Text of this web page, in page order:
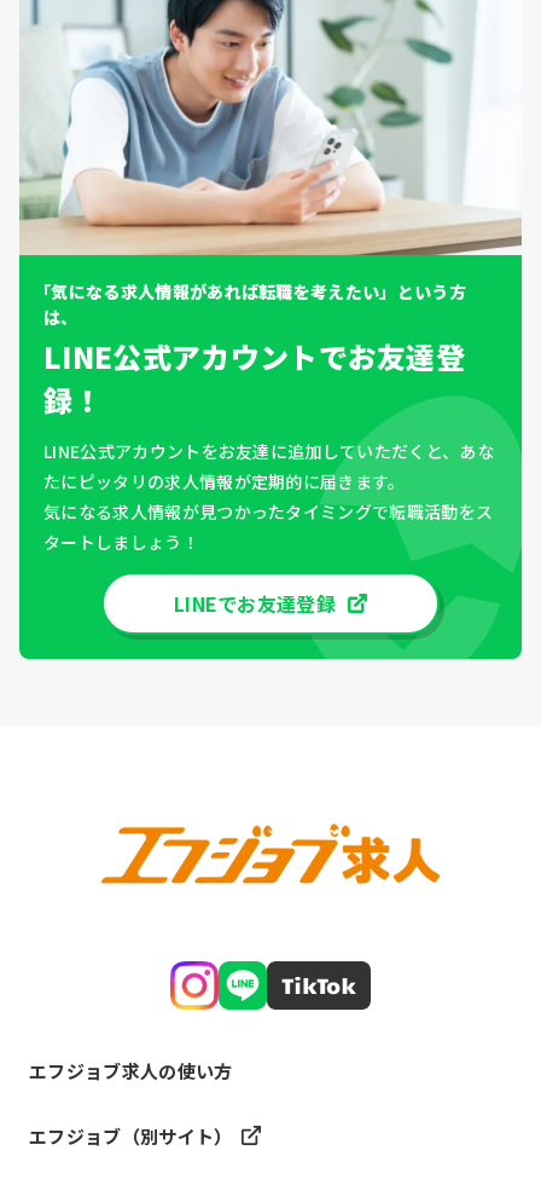
「気になる求人情報があれば転職を考えたい」という方
は、
LINE公式アカウントでお友達登
録！
LINE公式アカウントをお友達に追加していただくと、あな
たにピッタリの求人情報が定期的に届きます。
気になる求人情報が見つかったタイミングで転職活動をス
タートしましょう！
LINEでお友達登録
エフジョブ求人の使い方
エフジョブ（別サイト）